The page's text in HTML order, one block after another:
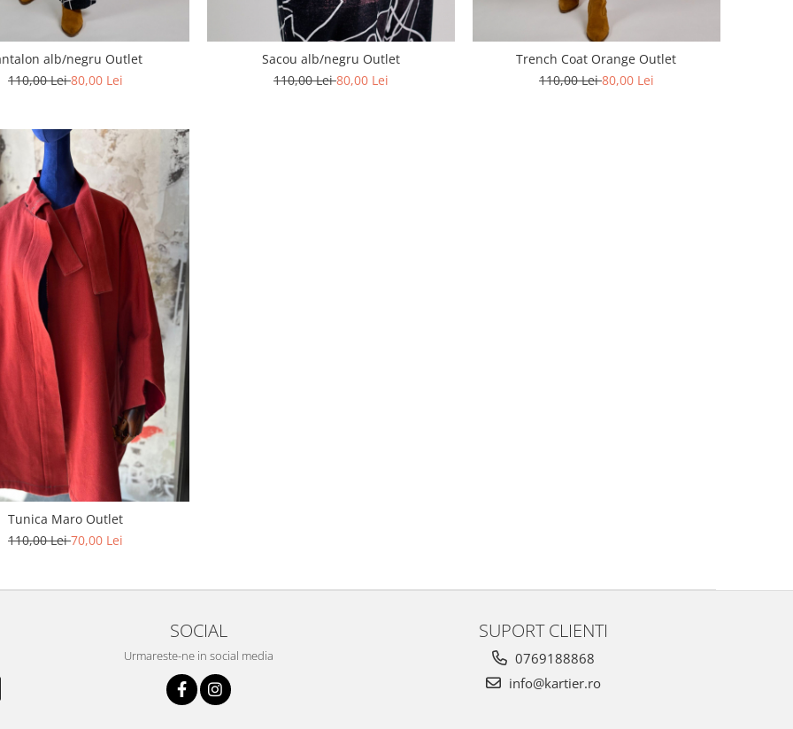
alb/negru Outlet
110,00 Lei80,00 Lei
Sacou alb/negru Outlet
110,00 Lei80,00 Lei
Trench Coat Orange Outlet
110,00 Lei80,00 Lei
Tunica Maro Outlet
110,00 Lei70,00 Lei
SOCIAL
Urmareste-ne in social media
SUPORT CLIENTI
0769188868
info@kartier.ro